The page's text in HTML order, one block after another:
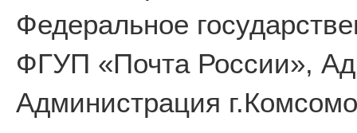
Федеральное
ФГУП «Почта России»,
Администрация